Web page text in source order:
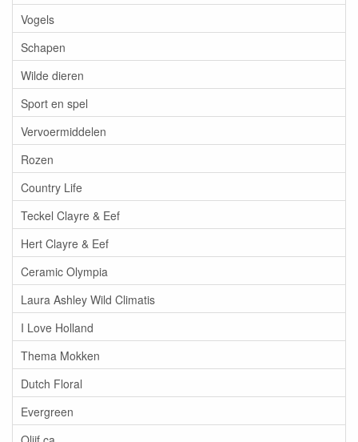
Vogels
Schapen
Wilde dieren
Sport en spel
Vervoermiddelen
Rozen
Country Life
Teckel Clayre & Eef
Hert Clayre & Eef
Ceramic Olympia
Laura Ashley Wild Climatis
I Love Holland
Thema Mokken
Dutch Floral
Evergreen